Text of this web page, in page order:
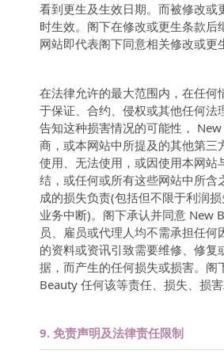
看到更生及生效日期。而被修改或
时生效。阁下在修改或更生条款后
网站即代表阁下同意相关修改或更
在法律允许的最大范围内，在任何
于保证、合约、侵权或其他任何法
告知这种损害情况的可能性，
商，或本网站中所提及的其他第三
使用、无法使用，或因使用本网站
结，或任何或所有这些网站中所含
成的损失负责(包括但不限于利润
业务中断)。阁下承认并同意 New
员、雇员或代理人均不需承担任何
的资料或资讯引致需要维修、修复
据，而产生的任何损失或损害。阁
Beauty 任何该等责任、损失、损害
9. 免责声明及法律责任限制